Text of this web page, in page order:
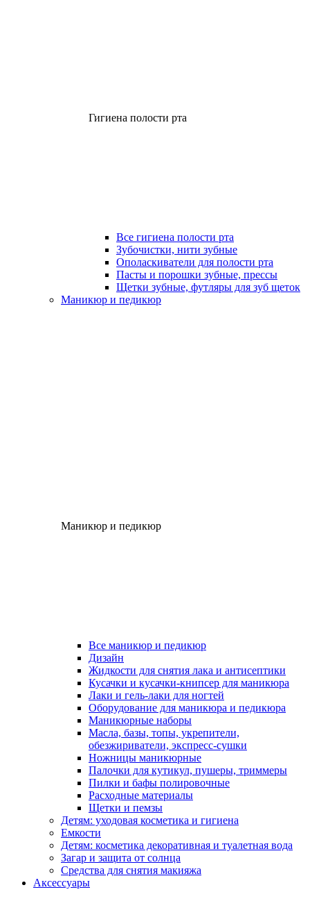
Гигиена полости рта
Все гигиена полости рта
Зубочистки, нити зубные
Ополаскиватели для полости рта
Пасты и порошки зубные, прессы
Щетки зубные, футляры для зуб щеток
Маникюр и педикюр
Маникюр и педикюр
Все маникюр и педикюр
Дизайн
Жидкости для снятия лака и антисептики
Кусачки и кусачки-книпсер для маникюра
Лаки и гель-лаки для ногтей
Оборудование для маникюра и педикюра
Маникюрные наборы
Масла, базы, топы, укрепители,
обезжириватели, экспресс-сушки
Ножницы маникюрные
Палочки для кутикул, пушеры, триммеры
Пилки и бафы полировочные
Расходные материалы
Щетки и пемзы
Детям: уходовая косметика и гигиена
Емкости
Детям: косметика декоративная и туалетная вода
Загар и защита от солнца
Средства для снятия макияжа
Аксессуары